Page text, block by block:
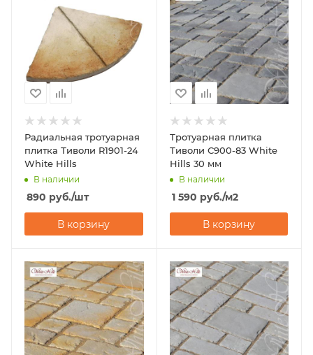
Радиальная тротуарная
плитка Тиволи R1901-24
White Hills
В наличии
890 руб./шт
В корзину
Тротуарная плитка
Тиволи С900-83 White
Hills 30 мм
В наличии
1 590 руб./м2
В корзину